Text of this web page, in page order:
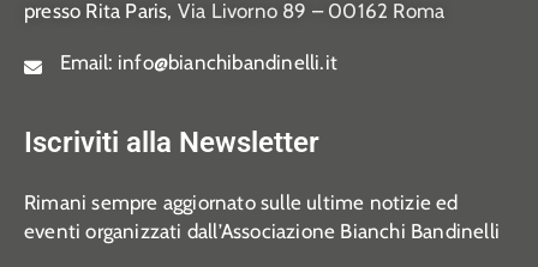
presso Rita Paris, Via Livorno 89 – 00162 Roma
Email: info@bianchibandinelli.it
Iscriviti alla Newsletter
Rimani sempre aggiornato sulle ultime notizie ed
eventi organizzati dall’Associazione Bianchi Bandinelli